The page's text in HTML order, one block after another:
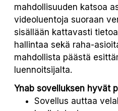
mahdollisuuden katsoa
videoluentoja suoraan
sisällään kattavasti
hallintaa sekä raha-
mahdollista päästä
luennoitsijalta.
Ynab sovelluksen hyvät
Sovellus auttaa